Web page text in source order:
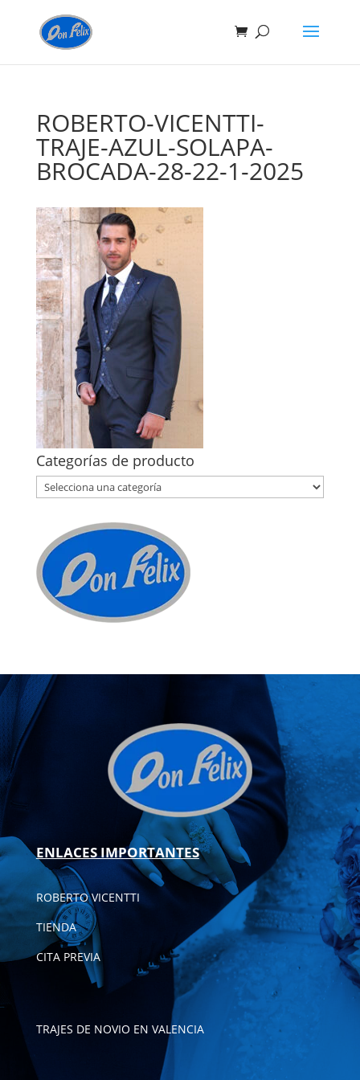
ROBERTO-VICENTTI-
TRAJE-AZUL-SOLAPA-
BROCADA-28-22-1-2025
Categorías de producto
ENLACES IMPORTANTES
ROBERTO VICENTTI
TIENDA
CITA PREVIA
TRAJES DE NOVIO EN VALENCIA